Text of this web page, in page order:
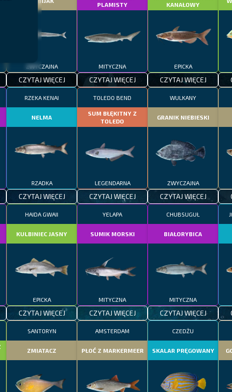
ZWYCZAJNA
CZYTAJ WIĘCEJ
PLAMISTY
MITYCZNA
CZYTAJ WIĘCEJ
KANAŁOWY
EPICKA
CZYTAJ WIĘCEJ
RZEKA KENAI
NELMA
RZADKA
CZYTAJ WIĘCEJ
TOLEDO BEND
SUM BŁĘKITNY Z
TOLEDO
LEGENDARNA
CZYTAJ WIĘCEJ
WULKANY
GRANIK NIEBIESKI
ZWYCZAJNA
CZYTAJ WIĘCEJ
HAIDA GWAII
KULBINIEC JASNY
EPICKA
CZYTAJ WIĘCEJ
YELAPA
SUMIK MORSKI
MITYCZNA
CZYTAJ WIĘCEJ
CHUBSUGUŁ
BIAŁORYBICA
MITYCZNA
CZYTAJ WIĘCEJ
SANTORYN
ZMIATACZ
AMSTERDAM
PŁOĆ Z MARKERMEER
CZEDŻU
SKALAR PRĘGOWANY